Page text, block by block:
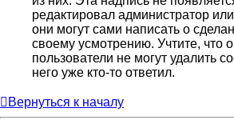
редактировал администратор
они могут сами написать о
своему усмотрению. Учтите, что
пользователи не могут удалить
него уже кто-то ответил.
Вернуться к началу